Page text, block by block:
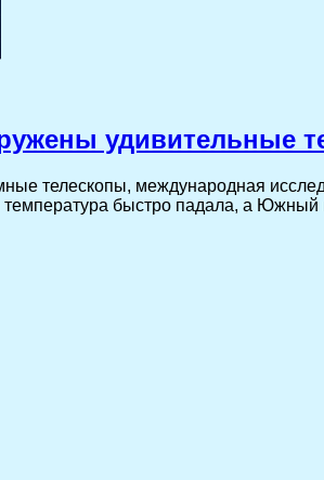
удивительные
телескопы, международная
температура быстро падала, а